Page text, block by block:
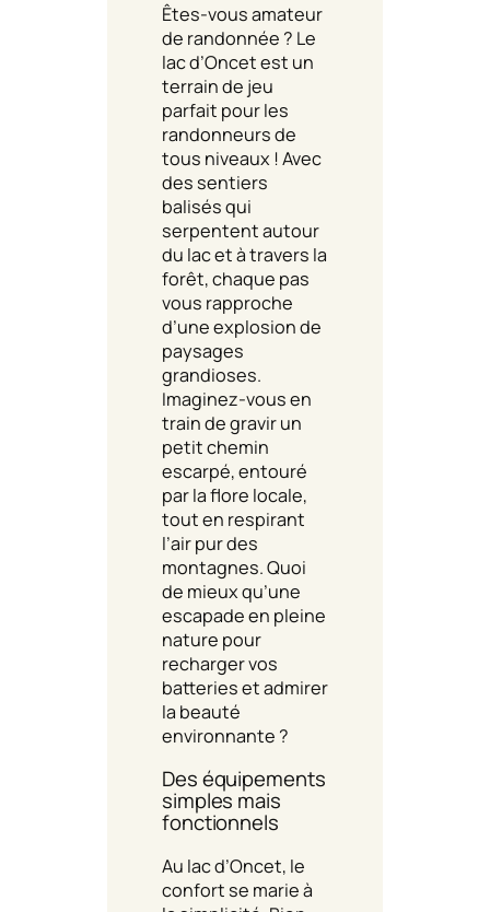
Êtes-vous amateur
de randonnée ? Le
lac d’Oncet est un
terrain de jeu
parfait pour les
randonneurs de
tous niveaux ! Avec
des sentiers
balisés qui
serpentent autour
du lac et à travers la
forêt, chaque pas
vous rapproche
d’une explosion de
paysages
grandioses.
Imaginez-vous en
train de gravir un
petit chemin
escarpé, entouré
par la flore locale,
tout en respirant
l’air pur des
montagnes. Quoi
de mieux qu’une
escapade en pleine
nature pour
recharger vos
batteries et admirer
la beauté
environnante ?
Des équipements
simples mais
fonctionnels
Au lac d’Oncet, le
confort se marie à